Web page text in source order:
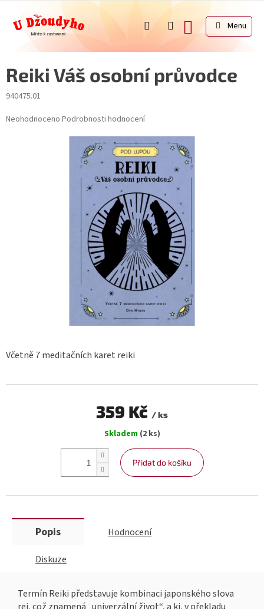
obsah
NÁKUPNÍ
KOŠÍK
Reiki Váš osobní průvodce
940475.01
Průměrné
Neohodnoceno Podrobnosti hodnocení
Včetně 7 meditačních karet reiki
359 Kč / ks
cena:
Skladem (2 ks)
Přidat do košíku
Popis Hodnocení
Diskuze
Termín Reiki představuje kombinaci japonského slova